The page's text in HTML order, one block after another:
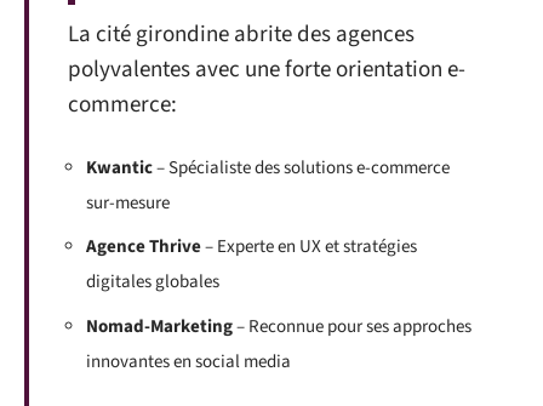
La cité girondine abrite des agences
polyvalentes avec une forte orientation e-
commerce:
Kwantic– Spécialiste des solutions e-commerce
sur-mesure
Agence Thrive– Experte en UX et stratégies
digitales globales
Nomad-Marketing– Reconnue pour ses approches
innovantes en social media